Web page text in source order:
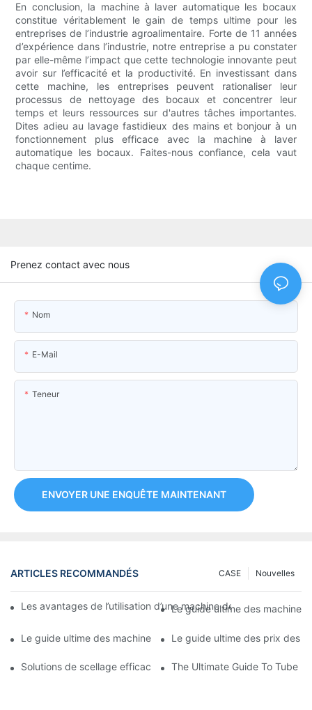
En conclusion, la machine à laver automatique les bocaux
constitue véritablement le gain de temps ultime pour les
entreprises de l’industrie agroalimentaire. Forte de 11 années
d’expérience dans l’industrie, notre entreprise a pu constater
par elle-même l’impact que cette technologie innovante peut
avoir sur l’efficacité et la productivité. En investissant dans
cette machine, les entreprises peuvent rationaliser leur
processus de nettoyage des bocaux et concentrer leur
temps et leurs ressources sur d'autres tâches importantes.
Dites adieu au lavage fastidieux des mains et bonjour à un
fonctionnement plus efficace avec la machine à laver
automatique les bocaux. Faites-nous confiance, cela vaut
chaque centime.
Prenez contact avec nous
Nom
E-Mail
Teneur
ENVOYER UNE ENQUÊTE MAINTENANT
ARTICLES RECOMMANDÉS Nouvelles
CASE
Les avantages de l’utilisation d’une machine de remplissage
Le guide ultime des
Le guide ultime des machines à sceller les tubes pliables : tout
Le guide ultime des prix des
Solutions de scellage efficaces : les avantages de l'utilisation
The Ultimate Guide To Tube